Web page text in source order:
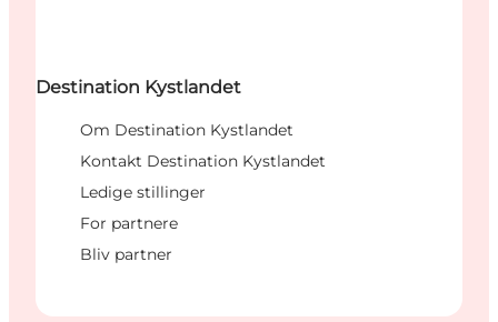
Destination Kystlandet
Om Destination Kystlandet
Kontakt Destination Kystlandet
Ledige stillinger
For partnere
Bliv partner